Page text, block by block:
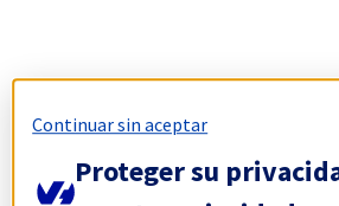
Continuar sin aceptar
Proteger su